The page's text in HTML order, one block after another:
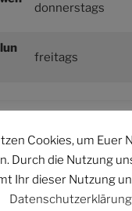
donnerstags
freitags
E-Mail
Cookies, um Euer
Durch die Nutzung
Ihr dieser Nutzung
Datenschutzerklärung